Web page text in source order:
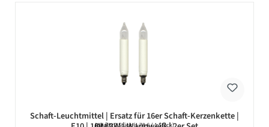
Schaft-Leuchtmittel | Ersatz für 16er Schaft-Kerzenkette |
Inhalt:2 Stück(1,70 € / 1 Stück)